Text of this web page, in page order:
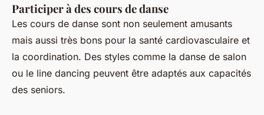
Participer à des cours de danse
Les cours de danse sont non seulement amusants
mais aussi très bons pour la santé cardiovasculaire et
la coordination. Des styles comme la danse de salon
ou le line dancing peuvent être adaptés aux capacités
des seniors.